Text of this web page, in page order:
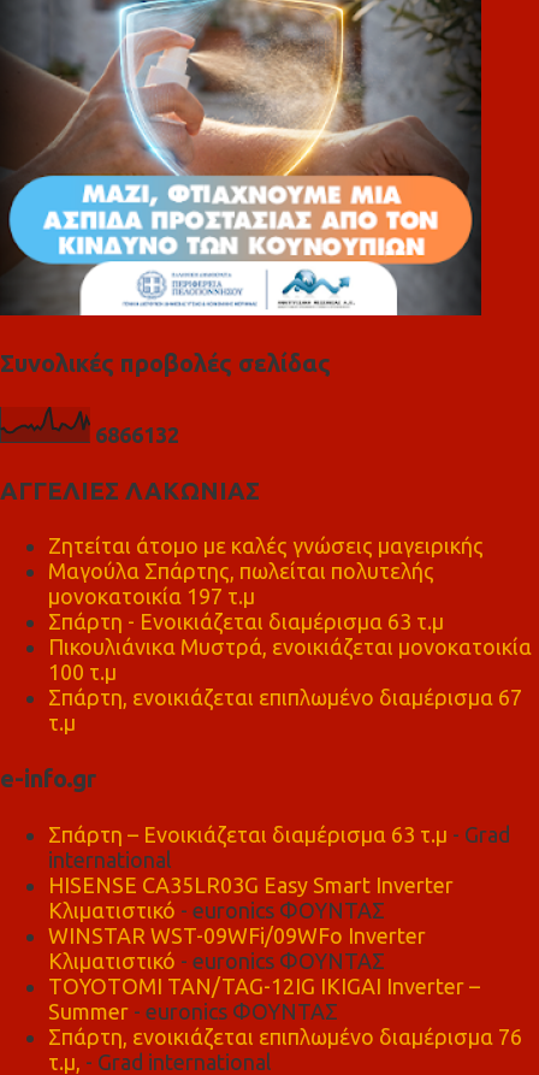
Συνολικές προβολές σελίδας
6866132
ΑΓΓΕΛΙΕΣ ΛΑΚΩΝΙΑΣ
Ζητείται άτομο με καλές γνώσεις μαγειρικής
Μαγούλα Σπάρτης, πωλείται πολυτελής
μονοκατοικία 197 τ.μ
Σπάρτη - Ενοικιάζεται διαμέρισμα 63 τ.μ
Πικουλιάνικα Μυστρά, ενοικιάζεται μονοκατοικία
100 τ.μ
Σπάρτη, ενοικιάζεται επιπλωμένο διαμέρισμα 67
τ.μ
e-info.gr
Σπάρτη – Ενοικιάζεται διαμέρισμα 63 τ.μ - Grad
international
HISENSE CA35LR03G Easy Smart Inverter
Κλιματιστικό - euronics ΦΟΥΝΤΑΣ
WINSTAR WST-09WFi/09WFo Inverter
Κλιματιστικό - euronics ΦΟΥΝΤΑΣ
TOYOTOMI TAN/TAG-12IG IKIGAI Inverter –
Summer - euronics ΦΟΥΝΤΑΣ
Σπάρτη, ενοικιάζεται επιπλωμένο διαμέρισμα 76
τ.μ, - Grad international